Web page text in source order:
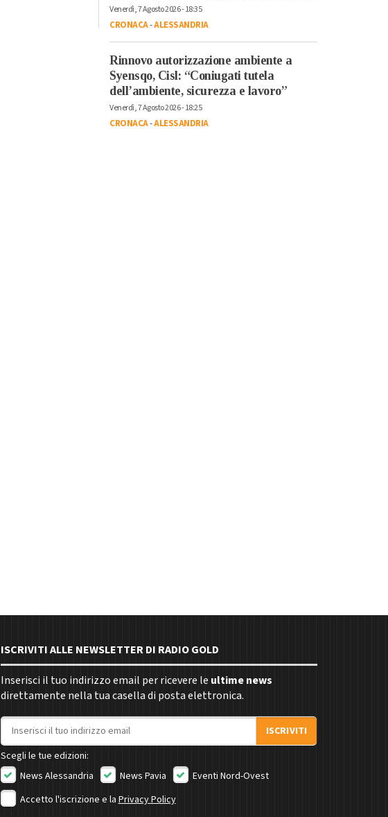
Venerdì, 7 Agosto 2026 - 18:35
CRONACA-ALESSANDRIA
Rinnovo autorizzazione ambiente a
Syensqo, Cisl: “Coniugati tutela
dell’ambiente, sicurezza e lavoro”
Venerdì, 7 Agosto 2026 - 18:25
CRONACA-ALESSANDRIA
ISCRIVITI ALLE NEWSLETTER DI RADIO GOLD
Inserisci il tuo indirizzo email per ricevere le ultime news
direttamente nella tua casella di posta elettronica.
Indirizzo email
ISCRIVITI
Scegli le tue edizioni:
News Alessandria
News Pavia
Eventi Nord-Ovest
Accetto l'iscrizione e la Privacy Policy